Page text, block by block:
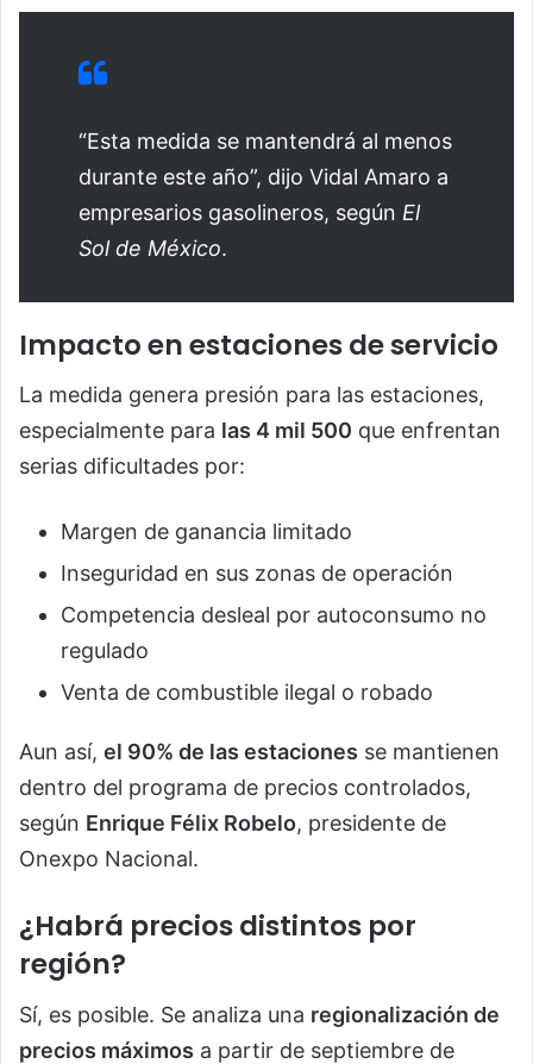
“Esta medida se mantendrá al menos
durante este año”, dijo Vidal Amaro a
empresarios gasolineros, según El
Sol de México.
Impacto en estaciones de servicio
La medida genera presión para las estaciones,
especialmente para las 4 mil 500 que enfrentan
serias dificultades por:
Margen de ganancia limitado
Inseguridad en sus zonas de operación
Competencia desleal por autoconsumo no
regulado
Venta de combustible ilegal o robado
Aun así, el 90% de las estaciones se mantienen
dentro del programa de precios controlados,
según Enrique Félix Robelo, presidente de
Onexpo Nacional.
¿Habrá precios distintos por
región?
Sí, es posible. Se analiza una regionalización de
precios máximos a partir de septiembre de